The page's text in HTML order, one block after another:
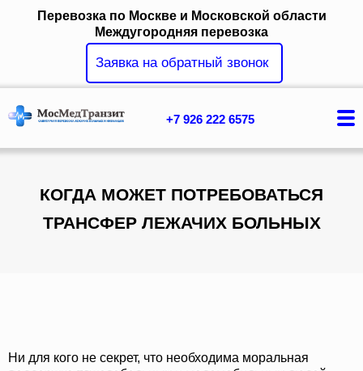
Перевозка по Москве и Московской области
Междугородняя перевозка
Заявка на обратный звонок
+7 926 222 6575
Услуги
Цены
КОГДА МОЖЕТ ПОТРЕБОВАТЬСЯ
ТРАНСФЕР ЛЕЖАЧИХ БОЛЬНЫХ
Ни для кого не секрет, что необходима моральная